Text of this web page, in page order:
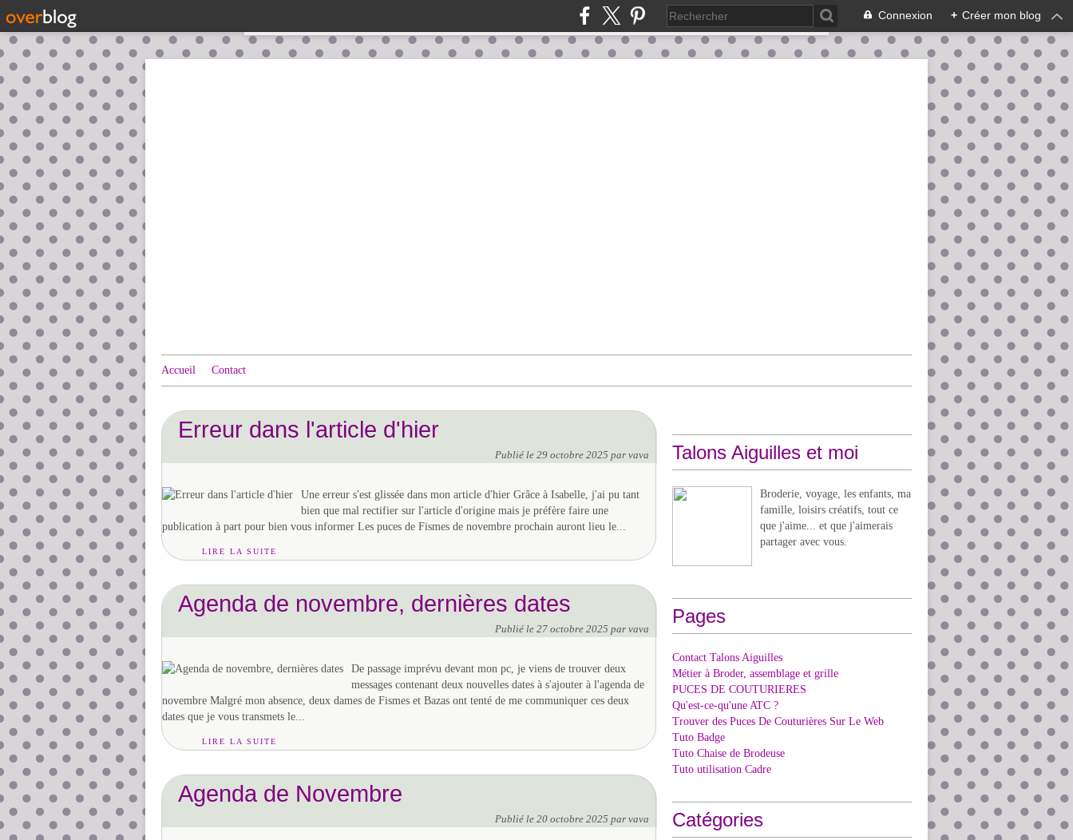
Connexion + Créer mon blog
Accueil Contact
Erreur dans l'article d'hier
Publié le 29 octobre 2025 par vava
Une erreur s'est glissée dans mon article d'hier Grâce à Isabelle, j'ai pu tant
bien que mal rectifier sur l'article d'origine mais je préfère faire une
publication à part pour bien vous informer Les puces de Fismes de novembre prochain auront lieu le...
LIRE LA SUITE
Agenda de novembre, dernières dates
Publié le 27 octobre 2025 par vava
De passage imprévu devant mon pc, je viens de trouver deux
messages contenant deux nouvelles dates à s'ajouter à l'agenda de
novembre Malgré mon absence, deux dames de Fismes et Bazas ont tenté de me communiquer ces deux
dates que je vous transmets le...
LIRE LA SUITE
Agenda de Novembre
Publié le 20 octobre 2025 par vava
Talons Aiguilles et moi
Broderie, voyage, les enfants, ma
famille, loisirs créatifs, tout ce
que j'aime... et que j'aimerais
partager avec vous.
Pages
Contact Talons Aiguilles
Métier à Broder, assemblage et grille
PUCES DE COUTURIERES
Qu'est-ce-qu'une ATC ?
Trouver des Puces De Couturières Sur Le Web
Tuto Badge
Tuto Chaise de Brodeuse
Tuto utilisation Cadre
Catégories